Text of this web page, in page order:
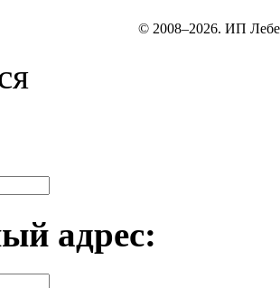
© 2008–2026. ИП
адрес: